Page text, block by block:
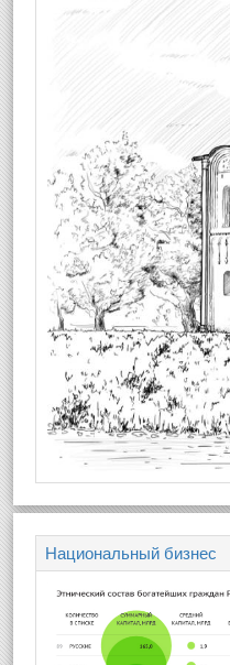
Национальный бизнес